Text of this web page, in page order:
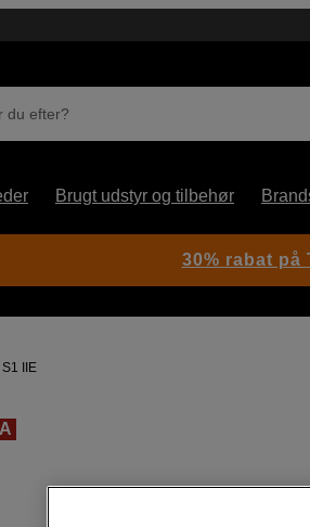
du efter?
Brugt udstyr og tilbehør
IIE
30% rabat på